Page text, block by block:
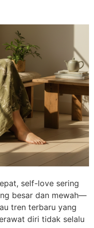
self-love sering
besar dan mewah—
tren terbaru yang
diri tidak selalu